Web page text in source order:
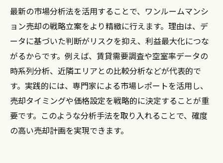
最新の市場分析法を活用することで、ワンルームマンシ
ョン売却の戦略立案をより精緻に行えます。理由は、デ
ータに基づいた判断がリスクを抑え、利益最大化につな
がるからです。例えば、賃貸需要調査や空室率データの
時系列分析、近隣エリアとの比較分析などが代表的で
す。実践的には、専門家による市場レポートを活用し、
売却タイミングや価格設定を戦略的に決定することが重
要です。このような分析手法を取り入れることで、確度
の高い売却計画を実現できます。